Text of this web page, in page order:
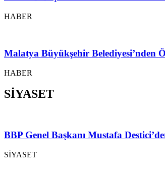
HABER
Malatya Büyükşehir Belediyesi’nden
HABER
SİYASET
BBP Genel Başkanı Mustafa
SİYASET